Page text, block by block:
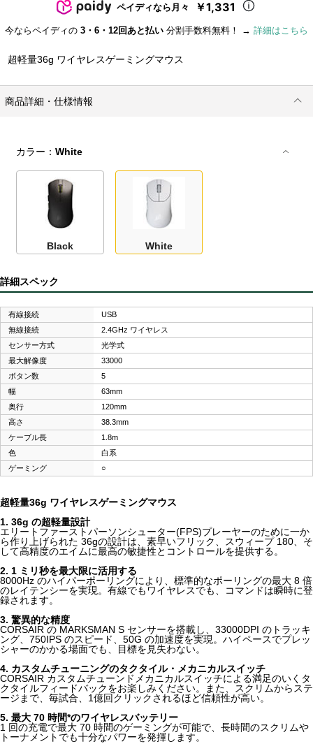
ペイディなら月々 ￥1,331
今ならペイディの 3・6・12回あと払い 分割手数料無料！ → 詳細はこちら
超軽量36g ワイヤレスゲーミングマウス
商品詳細・仕様情報
カラー：White
Black White
詳細スペック
有線接続
USB
無線接続
2.4GHz ワイヤレス
センサー方式
光学式
最大解像度
33000
ボタン数
5
幅
63mm
奥行
120mm
高さ
38.3mm
ケーブル長
1.8m
色
白系
ゲーミング
○
超軽量36g ワイヤレスゲーミングマウス
1. 36g の超軽量設計
エリートファーストパーソンシューター(FPS)プレーヤーのために一か
ら作り上げられた 36gの設計は、素早いフリック、スウィープ 180、そ
して高精度のエイムに最高の敏捷性とコントロールを提供する。
2. 1 ミリ秒を最大限に活用する
8000Hz のハイパーポーリングにより、標準的なポーリングの最大 8 倍
のレイテンシーを実現。有線でもワイヤレスでも、コマンドは瞬時に登
録されます。
3. 驚異的な精度
CORSAIR の MARKSMAN S センサーを搭載し、33000DPI のトラッキ
ング、750IPS のスピード、50G の加速度を実現。ハイペースでプレッ
シャーのかかる場面でも、目標を見失わない。
4. カスタムチューニングのタクタイル・メカニカルスイッチ
CORSAIR カスタムチューンドメカニカルスイッチによる満足のいくタ
クタイルフィードバックをお楽しみください。また、スクリムからステ
ージまで、毎試合、1億回クリックされるほど信頼性が高い。
5. 最大 70 時間*のワイヤレスバッテリー
1 回の充電で最大 70 時間のゲーミングが可能で、長時間のスクリムや
トーナメントでも十分なパワーを発揮します。